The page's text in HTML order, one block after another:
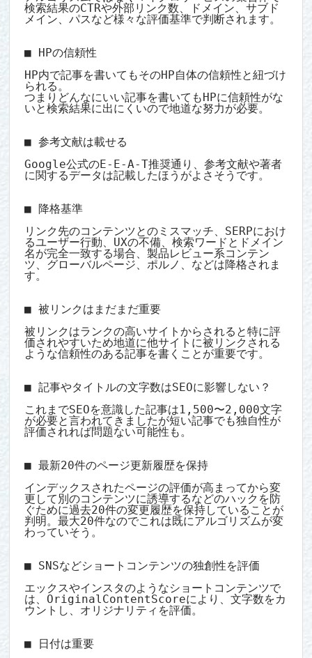
検索結果のCTRや外部リンク数、ドメイン、サブド
メイン、パスなど様々な評価基準で判断されます。
■ HPの信頼性
HP内で記事を書いてもそのHP自体の信頼性と紐づけ
られる。
つまりどんなにいい記事を書いてもHPに信頼性がな
いと検索結果に出にくいので地道な努力が必要。
■ 参考文献は載せる
Google公式のE-E-A-T推奨通り、参考文献や著者
に関するデータは記載したほうがよさそうです。
■ 降格基準
リンク先のコンテンツとのミスマッチ、SERPにおけ
るユーザー行動、UXの不備、検索ワードとドメイン
名が完全一致する場合、製品レビュー系コンテン
ツ、グローバルページ、ポルノ、などは降格されま
す。
■ 被リンクはまだまだ重要
被リンクはランクの高いサイトからされると特に評
価されやすいため地道に他サイトに被リンクされる
ような信頼性のある記事を書くことが重要です。
■ 記事やタイトルの文字数はSEOに影響しない？
これまでSEOを意識した記事は1,500〜2,000文字
が必要と言われてきましたが短い記事でも独自性が
評価されれば問題ない可能性も。
■ 最新20件のページ更新履歴を保持
インデックスされたページの評価が高まってから変
更して別のコンテンツに誘導するなどのハックを防
ぐために過去20件の変更履歴を保持していることが
判明。最大20件なのでこれは既にアルゴリズムが変
わっていそう。
■ SNSなどショートコンテンツの独創性を評価
エックスやインスタのようなショートコンテンツで
は、OriginalContentScoreにより、文字数をカ
ウントし、オリジナリティを評価。
■ 日付は重要